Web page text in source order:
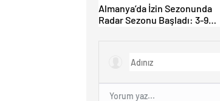
Almanya’da İzin Sezonunda
Radar Sezonu Başladı: 3-9